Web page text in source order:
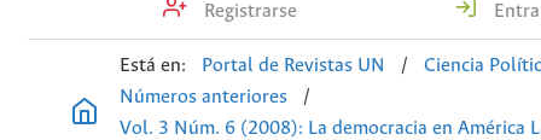
Registrarse
Está en: Portal de Revistas UN /
Ciencia
Números anteriores
/
Vol. 3 Núm. 6 (2008): La democracia en América